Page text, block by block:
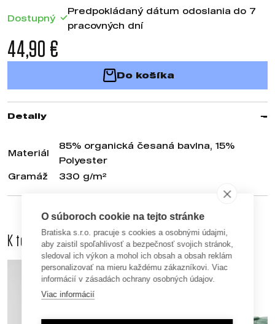
Dostupný
Predpokládaný dátum odoslania do 7
pracovných dní
44,90 €
Do košíka
Detaily
Materiál
85% organická česaná bavlna, 15%
Polyester
Gramáž
330 g/m²
K tomuto produktu odporúčame dokúpiť aj
O súboroch cookie na tejto stránke
Bratiska s.r.o. pracuje s cookies a osobnými údajmi,
aby zaistil spoľahlivosť a bezpečnosť svojich stránok,
sledoval ich výkon a mohol ich obsah a obsah reklám
personalizovať na mieru každému zákazníkovi. Viac
informácií v zásadách ochrany osobných údajov.
Viac informácií